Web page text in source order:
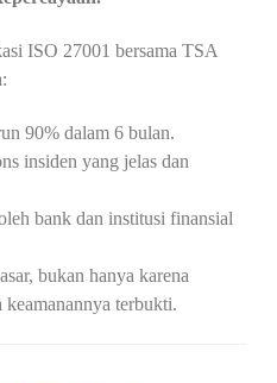
ISO 27001 bersama TSA
90% dalam 6 bulan.
insiden yang jelas dan
bank dan institusi finansial
bukan hanya karena
terbukti.